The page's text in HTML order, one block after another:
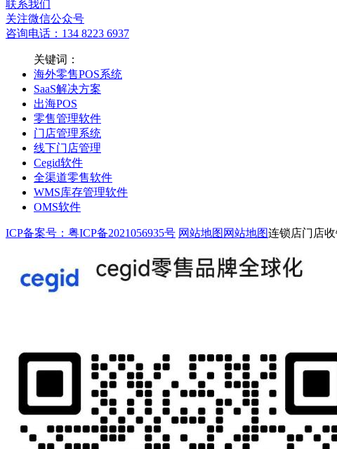
联系我们
关注微信公众号
咨询电话：134 8223 6937
关键词：
海外零售POS系统
SaaS解决方案
出海POS
零售管理软件
门店管理系统
线下门店管理
Cegid软件
全渠道零售软件
WMS库存管理软件
OMS软件
ICP备案号：粤ICP备2021056935号 网站地图 网站地图连锁店门店